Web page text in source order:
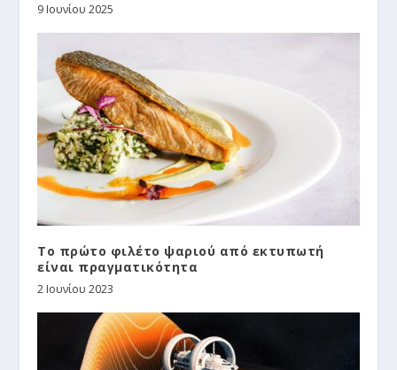
9 Ιουνίου 2025
Το πρώτο φιλέτο ψαριού από εκτυπωτή
είναι πραγματικότητα
2 Ιουνίου 2023